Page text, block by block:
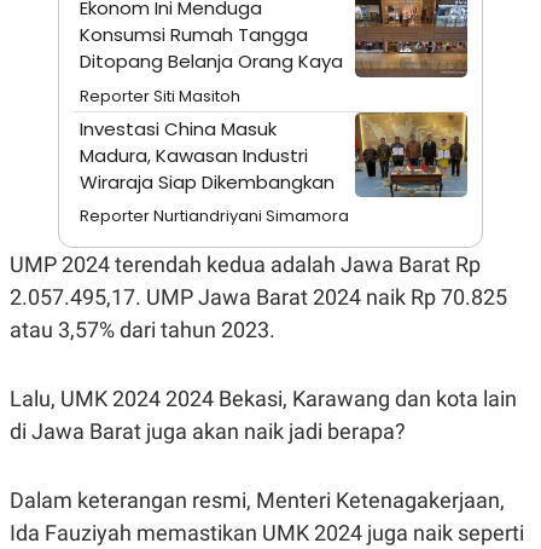
L
E
S
T
P
U
I
M
Ekonom Ini Menduga
Konsumsi Rumah Tangga
Ditopang Belanja Orang Kaya
Reporter Siti Masitoh
Investasi China Masuk
Madura, Kawasan Industri
Wiraraja Siap Dikembangkan
Reporter Nurtiandriyani Simamora
UMP 2024 terendah kedua adalah Jawa Barat Rp
2.057.495,17. UMP Jawa Barat 2024 naik Rp 70.825
atau 3,57% dari tahun 2023.
Lalu, UMK 2024 2024 Bekasi, Karawang dan kota lain
di Jawa Barat juga akan naik jadi berapa?
Dalam keterangan resmi, Menteri Ketenagakerjaan,
Ida Fauziyah memastikan UMK 2024 juga naik seperti